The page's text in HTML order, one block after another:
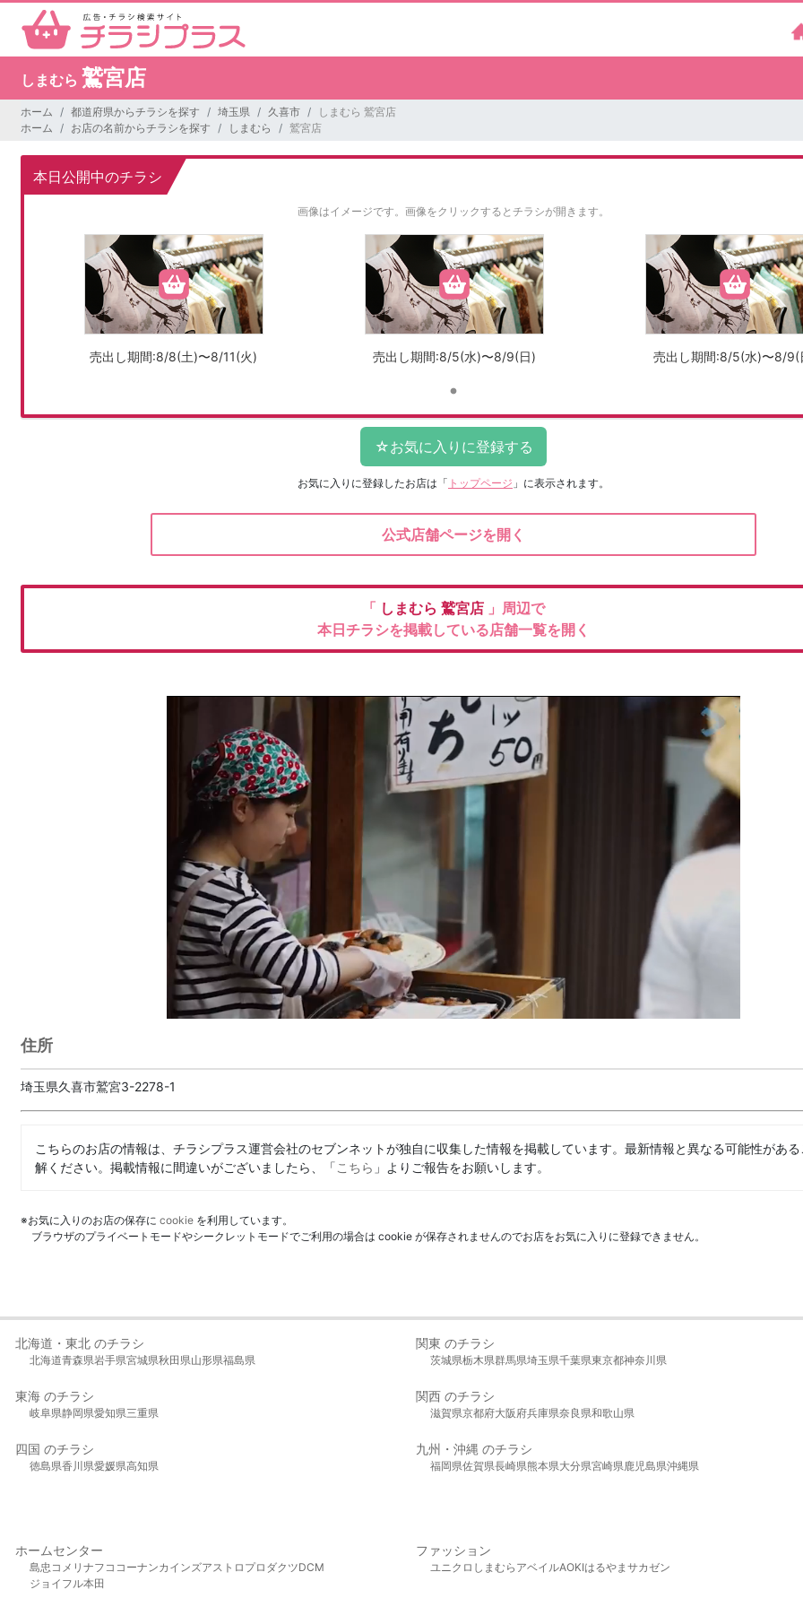
しまむら 鷲宮店
ホーム 都道府県からチラシを探す 埼玉県 久喜市
しまむら 鷲宮店
ホーム
お店の名前からチラシを探す しまむら 鷲宮店
本日公開中のチラシ
画像はイメージです。 画像をクリックするとチラシが開きます。
売出し期間:8/8(土)〜8/11(火) 売出し期間:8/5(水)〜8/9(日) 売出し期間:8/5(水)〜8/9(
お気に入りに登録したお店は 「 トップページ 」に表示されます。
公式店舗ページを開く
「 しまむら 鷲宮店 」周辺で
本日チラシを掲載している店舗一覧を開く
住所
埼玉県久喜市鷲宮3-2278-1
こちらのお店の情報は、チラシプラス運営会社のセブンネットが独自に収集した情報を掲載しています。最新情報と異なる可能性があ
解ください。掲載情報に間違いがございましたら、「こちら 」よりご報告をお願いします。
※お気に入りのお店の保存に cookie を利用しています。
ブラウザのプライベートモードやシークレットモードでご利用の場合は cookie が保存されませんのでお店をお気に入りに登録できません。
北海道・東北 のチラシ
北海道青森県岩手県宮城県秋田県山形県福島県
関東 のチラシ
茨城県栃木県群馬県埼玉県千葉県東京都神奈川県
東海 のチラシ
岐阜県静岡県愛知県三重県
関西 のチラシ
滋賀県京都府大阪府兵庫県奈良県和歌山県
四国 のチラシ
徳島県香川県愛媛県高知県
九州・沖縄 のチラシ
福岡県佐賀県長崎県熊本県大分県宮崎県鹿児島県沖縄県
ホームセンター
島忠 コメリ ナフコ コーナンカインズアストロプロダクツDCM
ジョイフル本田
ファッション
ユニクロ しまむら アベイルAOKIはるやま サカゼン